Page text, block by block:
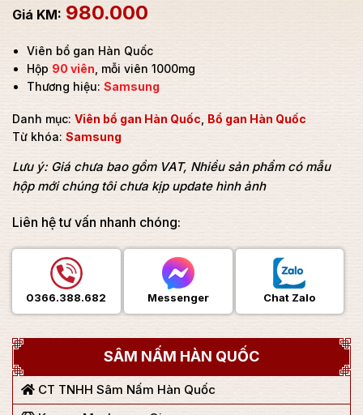
980.000
Viên bổ gan Hàn Quốc
Hộp 90 viên , mỗi viên 1000mg
Thương hiệu:Samsung
Danh mục: Viên bổ gan Hàn Quốc Bổ gan Hàn Quốc
Từ khóa: Samsung
Lưu ý: Giá chưa bao gồm VAT, Nhiều sản phẩm có mẫu
hộp mới chúng tôi chưa kịp update hình ảnh
Liên hệ tư vấn nhanh chóng:
0366.388.682 Messenger Chat Zalo
SÂM NẤM HÀN QUỐC
CT TNHH Sâm Nấm Hàn Quốc